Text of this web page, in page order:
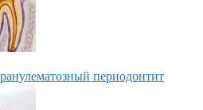
периодонтит